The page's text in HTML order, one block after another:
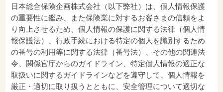
日本総合保険企画株式会社（以下弊社）は、個人情報保護
の重要性に鑑み、また保険業に対するお客さまの信頼をよ
り向上させるため、個人情報の保護に関する法律（個人情
報保護法）、行政手続における特定の個人を識別するため
の番号の利用等に関する法律（番号法）、その他の関連法
令、関係官庁からのガイドライン、特定個人情報の適正な
取扱いに関するガイドラインなどを遵守して、個人情報を
厳正・適切に取り扱うとともに、安全管理について適切な